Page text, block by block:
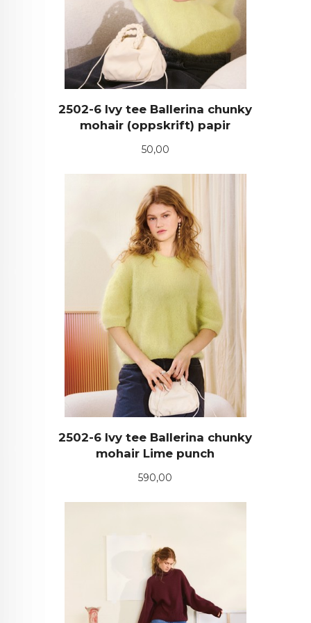
2502-6 Ivy tee Ballerina chunky
mohair (oppskrift) papir
Pris
50,00
2502-6 Ivy tee Ballerina chunky
mohair Lime punch
Pris
590,00